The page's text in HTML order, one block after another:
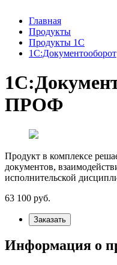
Главная
Продукты
Продукты 1С
1С:Документооборот
ПРОФ
Продукт в комплексе
документов,
исполнительской
63 100 руб.
Заказать
Информация о